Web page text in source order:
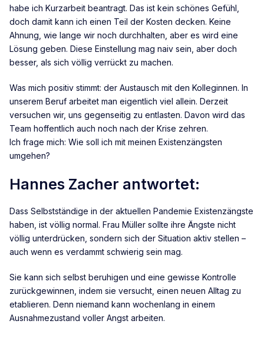
habe ich Kurzarbeit beantragt. Das ist kein schönes Gefühl,
doch damit kann ich einen Teil der Kosten decken. Keine
Ahnung, wie lange wir noch durchhalten, aber es wird eine
Lösung geben. Diese Einstellung mag naiv sein, aber doch
besser, als sich völlig verrückt zu machen.
Was mich positiv stimmt: der Austausch mit den Kolleginnen. In
unserem Beruf arbeitet man eigentlich viel allein. Derzeit
versuchen wir, uns gegenseitig zu entlasten. Davon wird das
Team hoffentlich auch noch nach der Krise zehren.
Ich frage mich: Wie soll ich mit meinen Existenzängsten
umgehen?
Hannes Zacher antwortet:
Dass Selbstständige in der aktuellen Pandemie Existenzängste
haben, ist völlig normal. Frau Müller sollte ihre Ängste nicht
völlig unterdrücken, sondern sich der Situation aktiv stellen –
auch wenn es verdammt schwierig sein mag.
Sie kann sich selbst beruhigen und eine gewisse Kontrolle
zurückgewinnen, indem sie versucht, einen neuen Alltag zu
etablieren. Denn niemand kann wochenlang in einem
Ausnahmezustand voller Angst arbeiten.